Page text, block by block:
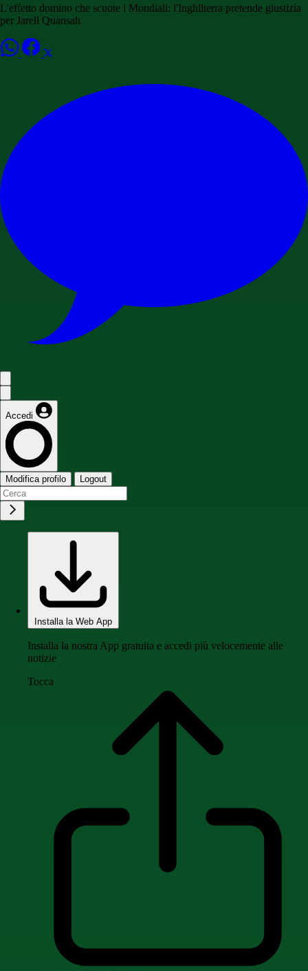
L'effetto domino che scuote i Mondiali: l'Inghilterra pretende giustizia
per Jarell Quansah
Accedi
Modifica profilo Logout
Installa la Web App
Installa la nostra App gratuita e accedi più velocemente alle
notizie
Tocca